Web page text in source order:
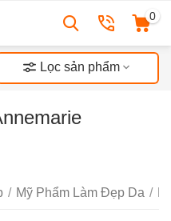
0
Lọc sản phẩm
/ Mỹ Phẩm Làm Đẹp Da /